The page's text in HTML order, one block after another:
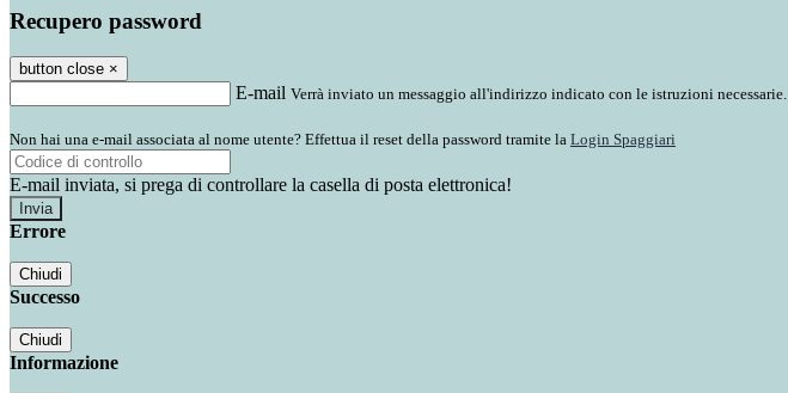
Recupero password
button close ×
E-mail Verrà inviato un messaggio all'indirizzo indicato con le istruzioni necessarie.
Non hai una e-mail associata al nome utente? Effettua il reset della password tramite la Login Spaggiari
E-mail inviata, si prega di controllare la casella di posta elettronica!
Errore
Chiudi
Successo
Chiudi
Informazione